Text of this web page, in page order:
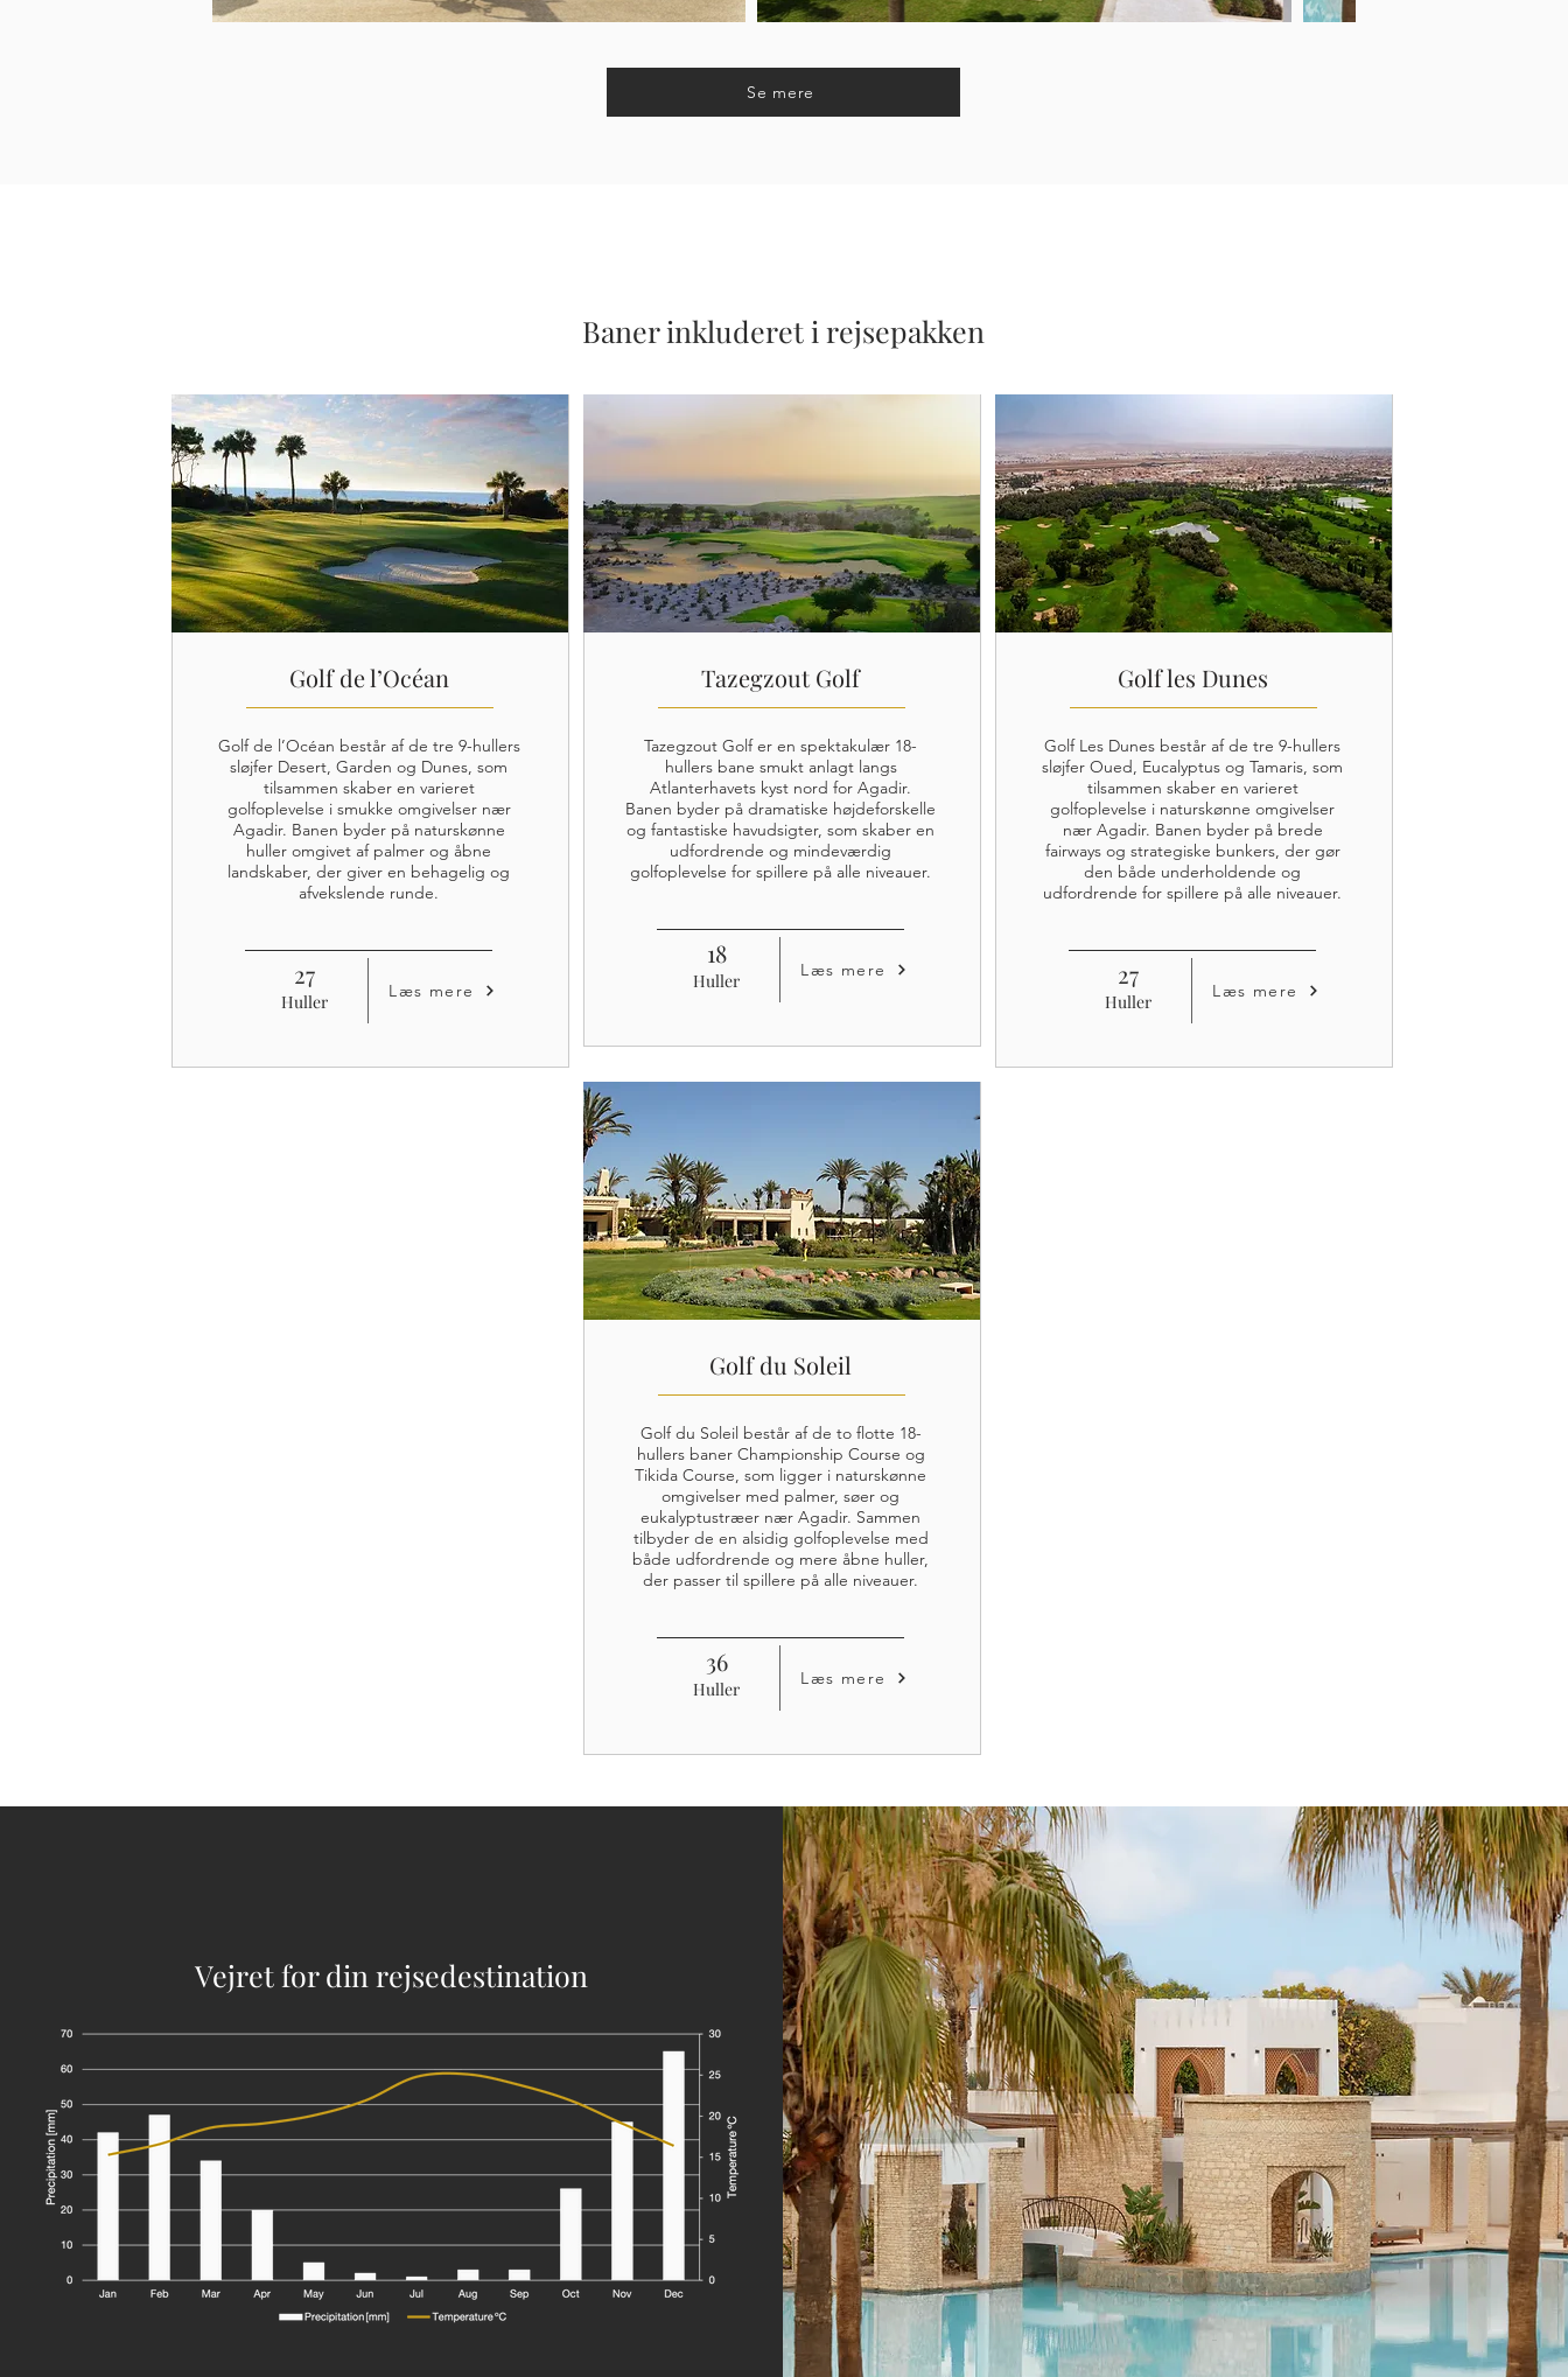
Se mere
Baner inkluderet i rejsepakken
Golf de l’Océan
Golf de l’Océan består af de tre 9-hullers
sløjfer Desert, Garden og Dunes, som
tilsammen skaber en varieret
golfoplevelse i smukke omgivelser nær
Agadir. Banen byder på naturskønne
huller omgivet af palmer og åbne
landskaber, der giver en behagelig og
afvekslende runde.
27
Huller Læs mere
Tazegzout Golf
Tazegzout Golf er en spektakulær 18-
hullers bane smukt anlagt langs
Atlanterhavets kyst nord for Agadir.
Banen byder på dramatiske højdeforskelle
og fantastiske havudsigter, som skaber en
udfordrende og mindeværdig
golfoplevelse for spillere på alle niveauer.
18
Huller Læs mere
Golf les Dunes
Golf Les Dunes består af de tre 9-hullers
sløjfer Oued, Eucalyptus og Tamaris, som
tilsammen skaber en varieret
golfoplevelse i naturskønne omgivelser
nær Agadir. Banen byder på brede
fairways og strategiske bunkers, der gør
den både underholdende og
udfordrende for spillere på alle niveauer.
27
Huller Læs mere
Golf du Soleil
Golf du Soleil består af de to flotte 18-
hullers baner Championship Course og
Tikida Course, som ligger i naturskønne
omgivelser med palmer, søer og
eukalyptustræer nær Agadir. Sammen
tilbyder de en alsidig golfoplevelse med
både udfordrende og mere åbne huller,
der passer til spillere på alle niveauer.
36
Huller Læs mere
Vejret for din rejsedestination